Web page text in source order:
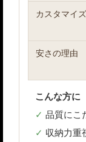
カスタマイズ
安さの理由
こんな方に
品質にこ
収納力重